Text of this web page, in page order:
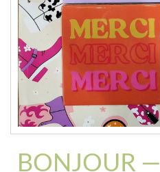
BONJOUR —